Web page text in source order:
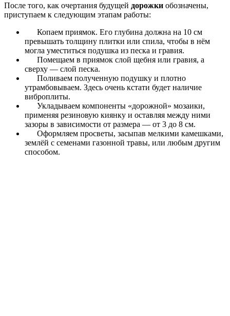
После того, как очертания будущей дорожки обозначены,
приступаем к следующим этапам работы:
Копаем приямок. Его глубина должна на 10 см
превышать толщину плитки или спила, чтобы в нём
могла уместиться подушка из песка и гравия.
Помещаем в приямок слой щебня или гравия, а
сверху ― слой песка.
Поливаем полученную подушку и плотно
утрамбовываем. Здесь очень кстати будет наличие
виброплиты.
Укладываем компоненты «дорожной» мозаики,
применяя резиновую киянку и оставляя между ними
зазоры в зависимости от размера ― от 3 до 8 см.
Оформляем просветы, засыпав мелкими камешками,
землёй с семенами газонной травы, или любым другим
способом.